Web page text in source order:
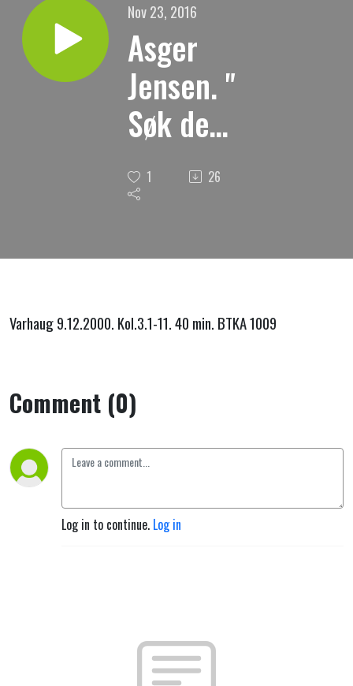
Nov 23, 2016
Asger
Jensen. "
Søk det
som er
der oppe
1 26
Varhaug 9.12.2000. Kol.3.1-11. 40 min. BTKA 1009
Comment (0)
Log in to continue. Log in